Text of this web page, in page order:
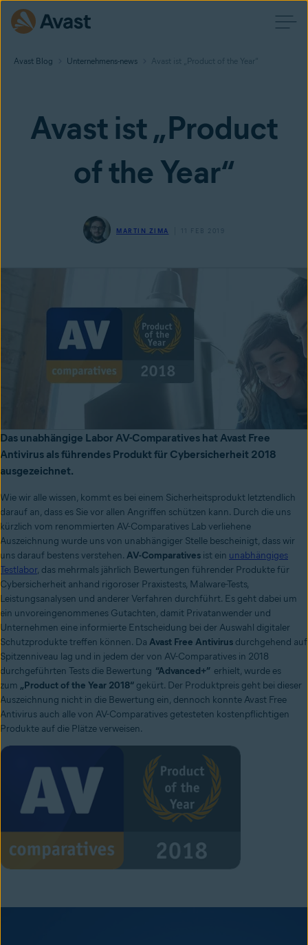
Avast Blog Unternehmens-news Avast ist „Product of the Year“
Avast ist „Product
of the Year“
MARTIN ZIMA 11 FEB 2019
Das unabhängige Labor AV-Comparatives hat Avast Free
Antivirus als führendes Produkt für Cybersicherheit 2018
ausgezeichnet.
Wie wir alle wissen, kommt es bei einem Sicherheitsprodukt letztendlich
darauf an, dass es Sie vor allen Angriffen schützen kann. Durch die uns
kürzlich vom renommierten AV-Comparatives Lab verliehene
Auszeichnung wurde uns von unabhängiger Stelle bescheinigt, dass wir
uns darauf bestens verstehen. AV-Comparatives ist ein unabhängiges
Testlabor, das mehrmals jährlich Bewertungen führender Produkte für
Cybersicherheit anhand rigoroser Praxistests, Malware-Tests,
Leistungsanalysen und anderer Verfahren durchführt. Es geht dabei um
ein unvoreingenommenes Gutachten, damit Privatanwender und
Unternehmen eine informierte Entscheidung bei der Auswahl digitaler
Schutzprodukte treffen können. Da Avast Free Antivirus durchgehend auf
Spitzenniveau lag und in jedem der von AV-Comparatives in 2018
durchgeführten Tests die Bewertung “Advanced+” erhielt, wurde es
zum „Product of the Year 2018“ gekürt. Der Produktpreis geht bei dieser
Auszeichnung nicht in die Bewertung ein, dennoch konnte Avast Free
Antivirus auch alle von AV-Comparatives getesteten kostenpflichtigen
Produkte auf die Plätze verweisen.